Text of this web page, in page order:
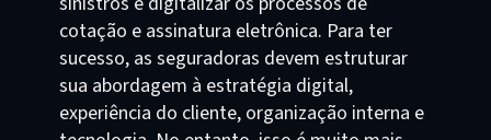
cotação e assinatura eletrônica. Para ter
sucesso, as seguradoras devem estruturar
sua abordagem à estratégia digital,
experiência do cliente, organização interna e